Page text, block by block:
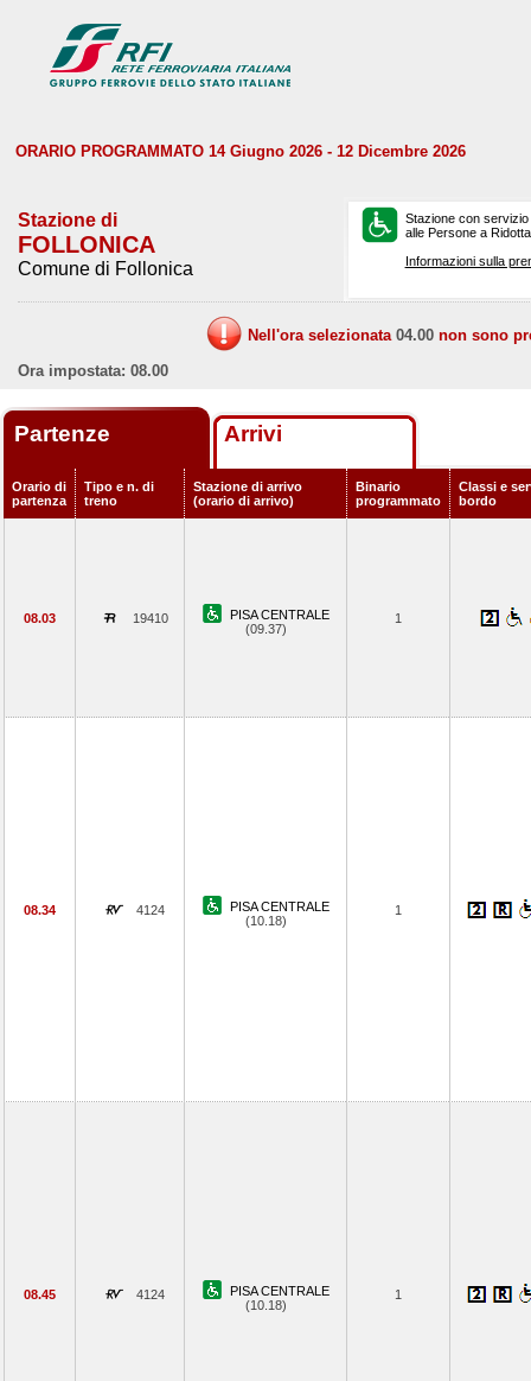
ORARIO PROGRAMMATO 14 Giugno 2026 - 12 Dicembre 2026
Stazione di
FOLLONICA
Comune di Follonica
Stazione con
alle Persone a
Informazioni sulla
Nell'ora selezionata 04.00 non sono
Ora impostata: 08.00
Partenze Arrivi
Orario di
partenza
Tipo e n. di
treno
Stazione di arrivo
(orario di arrivo)
Binario
programmato
Classi e
bordo
08.03 19410
PISA CENTRALE
(09.37)
1
08.34 4124
PISA CENTRALE
(10.18)
1
08.45 4124
PISA CENTRALE
(10.18)
1